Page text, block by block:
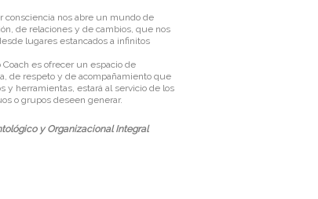
consciencia nos abre un mundo de
de relaciones y de cambios, que nos
lugares estancados a infinitos
es ofrecer un espacio de
de respeto y de acompañamiento que
y herramientas, estará al servicio de los
o grupos deseen generar.
yOrganizacional Integral